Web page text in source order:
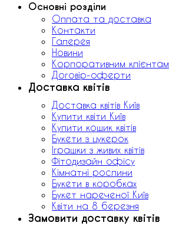
Основні розділи
Оплата та доставка
Контакти
Галерея
Новини
Корпоративним клієнтам
Договір-оферти
Доставка квітів
Доставка квітів Київ
Купити квіти Київ
Купити кошик квітів
Букети з цукерок
Іграшки з живих квітів
Фітодизайн офісу
Кімнатні рослини
Букети в коробках
Букет нареченої Київ
Квіти на 8 березня
Замовити доставку квітів